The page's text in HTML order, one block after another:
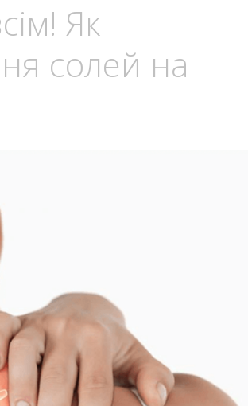
Як
солей на